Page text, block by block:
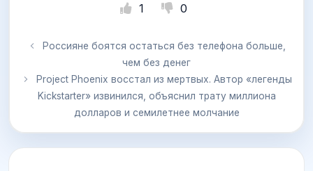
1 0
Россияне боятся остаться без телефона больше,
чем без денег
Project Phoenix восстал из мертвых. Автор «легенды
Kickstarter» извинился, объяснил трату миллиона
долларов и семилетнее молчание